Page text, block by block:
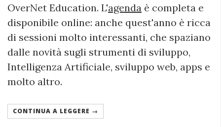
OverNet Education. L'agenda è completa e
disponibile online: anche quest'anno è ricca
di sessioni molto interessanti, che spaziano
dalle novità sugli strumenti di sviluppo,
Intelligenza Artificiale, sviluppo web, apps e
molto altro.
CONTINUA A LEGGERE →